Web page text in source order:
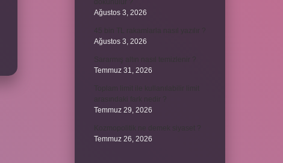
Ağustos 3, 2026
Ağustos 3, 2026
Temmuz 31, 2026
Temmuz 29, 2026
Temmuz 26, 2026